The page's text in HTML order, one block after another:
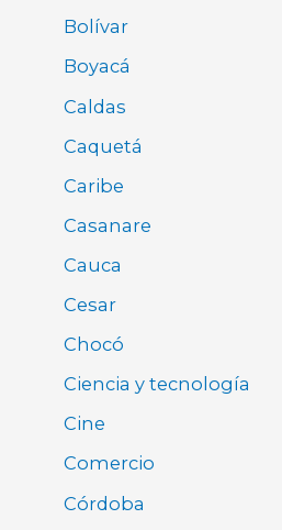
Bolívar
Boyacá
Caldas
Caquetá
Caribe
Casanare
Cauca
Cesar
Chocó
Ciencia y tecnología
Cine
Comercio
Córdoba